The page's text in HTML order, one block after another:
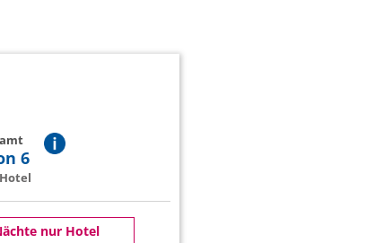
6
nur Hotel